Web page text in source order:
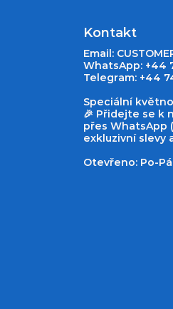
Kontakt
Email:
WhatsApp: +44
Telegram: +44
Speciální
🎉 Přidejte se k
přes WhatsApp
exkluzivní slevy
Otevřeno: Po-Pá